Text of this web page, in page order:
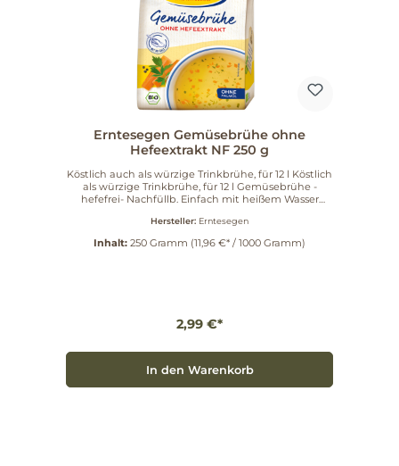
Erntesegen Gemüsebrühe ohne
Hefeextrakt NF 250 g
Köstlich auch als würzige Trinkbrühe, für 12 l Köstlich
als würzige Trinkbrühe, für 12 l Gemüsebrühe -
hefefrei- Nachfüllb. Einfach mit heißem Wasser
Würzmittel für Gemüse- und Fleischgerichte.
Hersteller: Erntesegen
Inhalt: 250 Gramm (11,96 €* / 1000 Gramm)
2,99 €*
In den Warenkorb